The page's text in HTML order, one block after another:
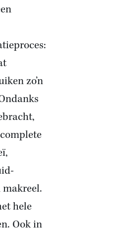
zo’n
makreel.
hele
Ook in